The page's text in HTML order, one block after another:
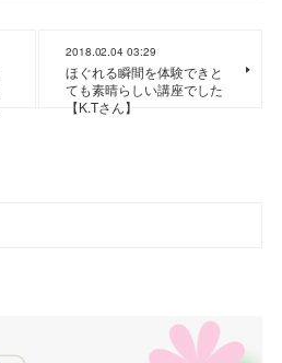
2018.02.04 03:29
ほぐれる瞬間を体験できと
ても素晴らしい講座でした
【K.Tさん】